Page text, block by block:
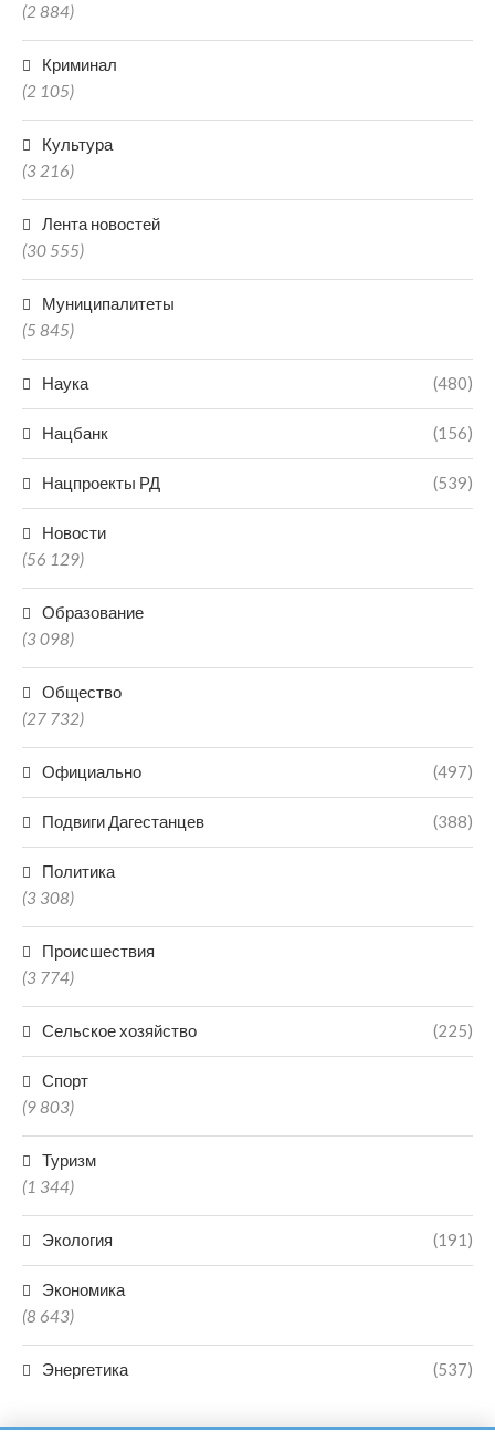
(2 884)
Криминал
(2 105)
Культура
(3 216)
Лента новостей
(30 555)
Муниципалитеты
(5 845)
Наука (480)
Нацбанк (156)
Нацпроекты РД (539)
Новости
(56 129)
Образование
(3 098)
Общество
(27 732)
Официально (497)
Подвиги Дагестанцев (388)
Политика
(3 308)
Происшествия
(3 774)
Сельское хозяйство (225)
Спорт
(9 803)
Туризм
(1 344)
Экология (191)
Экономика
(8 643)
Энергетика (537)